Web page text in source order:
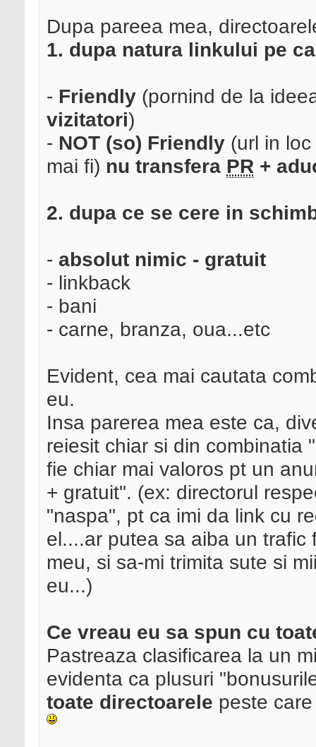
Dupa pareea mea,
1. dupa natura linkului pe
- Friendly (pornind de la
vizitatori)
- NOT (so) Friendly (url in
mai fi) nu transfera PR +
2. dupa ce se cere in
- absolut nimic - gratuit
- linkback
- bani
- carne, branza, oua...etc
Evident, cea mai cautata
eu.
Insa parerea mea este ca,
reiesit chiar si din combinatia
fie chiar mai valoros pt un
+ gratuit". (ex: directorul
"naspa", pt ca imi da link cu
el....ar putea sa aiba un
meu, si sa-mi trimita sute si
eu...)
Ce vreau eu sa spun cu
Pastreaza clasificarea la un
evidenta ca plusuri
toate directoarele peste